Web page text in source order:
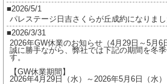
2026/5/1
パレステージ日吉さくらが丘成約になりまし
2026/3/31
2026年GW休業のお知らせ（4月29日～5月6
誠に勝手ながら、弊社では下記の期間を冬
す。
【GW休業期間】
2026年4月29日（水）～2026年5月6日（水）